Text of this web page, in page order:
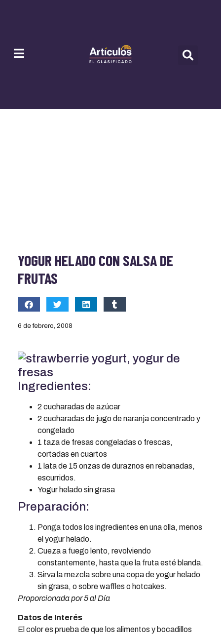
YOGUR HELADO CON SALSA DE
FRUTAS
6 de febrero, 2008
Ingredientes:
2 cucharadas de azúcar
2 cucharadas de jugo de naranja concentrado y
congelado
1 taza de fresas congeladas o frescas,
cortadas en cuartos
1 lata de 15 onzas de duraznos en rebanadas,
escurridos.
Yogur helado sin grasa
Preparación:
Ponga todos los ingredientes en una olla, menos
el yogur helado.
Cueza a fuego lento, revolviendo
constantemente, hasta que la fruta esté blanda.
Sirva la mezcla sobre una copa de yogur helado
sin grasa, o sobre waffles o hotcakes.
Proporcionada por 5 al Día
Datos de Interés
El color es prueba de que los alimentos y bocadillos